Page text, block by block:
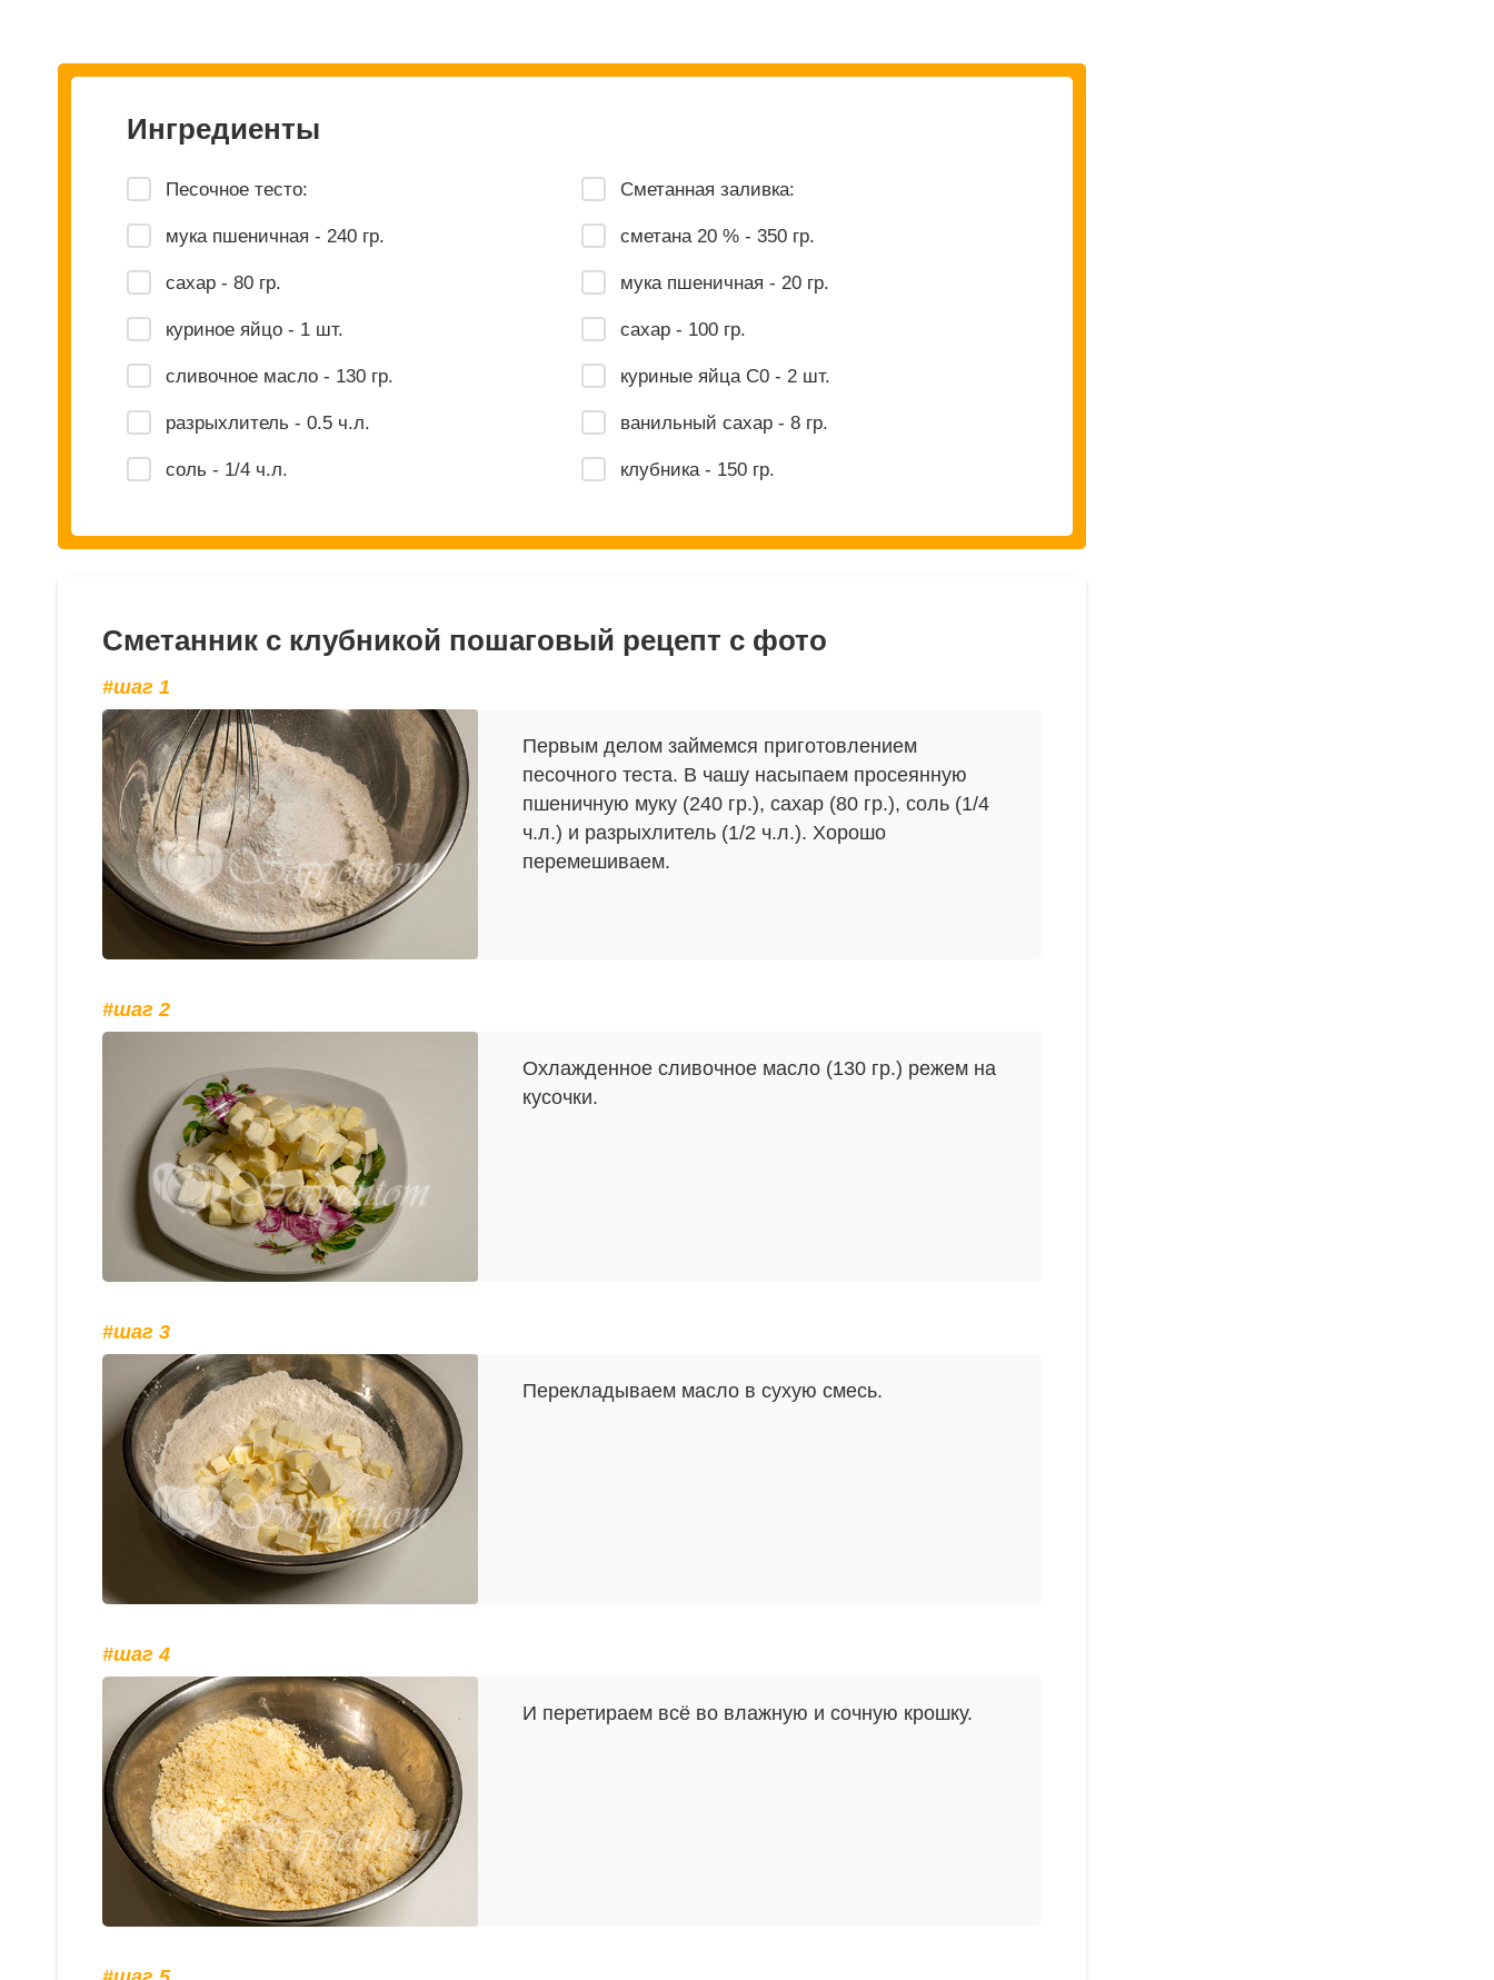
Ингредиенты
Песочное тесто:
мука пшеничная - 240 гр.
сахар - 80 гр.
куриное яйцо - 1 шт.
сливочное масло - 130 гр.
разрыхлитель - 0.5 ч.л.
соль - 1/4 ч.л.
Сметанная заливка:
сметана 20 % - 350 гр.
мука пшеничная - 20 гр.
сахар - 100 гр.
куриные яйца С0 - 2 шт.
ванильный сахар - 8 гр.
клубника - 150 гр.
Сметанник с клубникой пошаговый рецепт с фото
#шаг 1
Первым делом займемся приготовлением
песочного теста. В чашу насыпаем просеянную
пшеничную муку (240 гр.), сахар (80 гр.), соль (1/4
ч.л.) и разрыхлитель (1/2 ч.л.). Хорошо
перемешиваем.
#шаг 2
Охлажденное сливочное масло (130 гр.) режем на
кусочки.
#шаг 3
Перекладываем масло в сухую смесь.
#шаг 4
И перетираем всё во влажную и сочную крошку.